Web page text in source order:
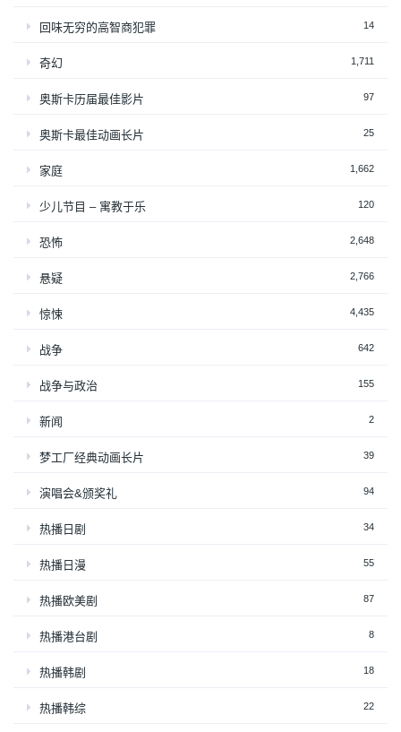
回味无穷的高智商犯罪 14
奇幻 1,711
奥斯卡历届最佳影片 97
奥斯卡最佳动画长片 25
家庭 1,662
少儿节目 – 寓教于乐 120
恐怖 2,648
悬疑 2,766
惊悚 4,435
战争 642
战争与政治 155
新闻 2
梦工厂经典动画长片 39
演唱会&颁奖礼 94
热播日剧 34
热播日漫 55
热播欧美剧 87
热播港台剧 8
热播韩剧 18
热播韩综 22